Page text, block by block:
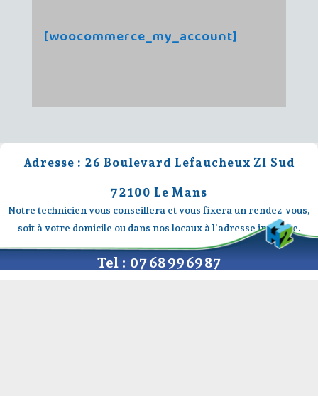
[woocommerce_my_account]
Adresse : 26 Boulevard Lefaucheux ZI Sud
72100 Le Mans
Notre technicien vous conseillera et vous fixera un rendez-vous,
soit à votre domicile ou dans nos locaux à l’adresse indiquée.
Tel : 07 68 99 69 87